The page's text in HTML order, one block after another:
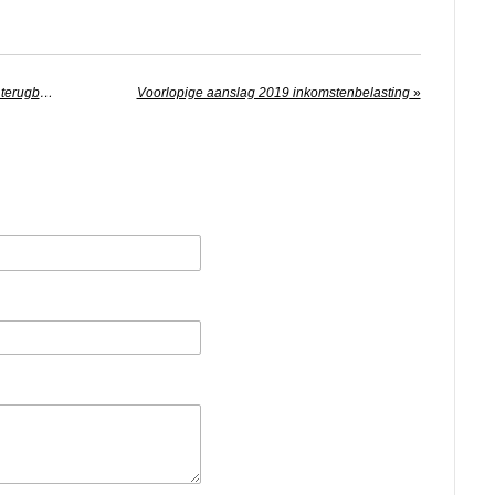
Betalingsregeling toeslagen: voorkom terugbetalen Voorlopige aanslag 2019 inkomstenbelasting»